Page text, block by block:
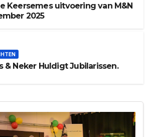
Keersemes uitvoering van M&N
2025
& Neker Huldigt Jubilarissen.